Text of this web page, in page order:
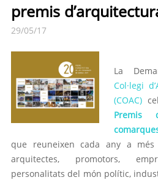
premis
29/05/17
La
Col·legi
(COAC)
Premis
que reuneixen cada any a
arquitectes, promotors,
personalitats del món polític,